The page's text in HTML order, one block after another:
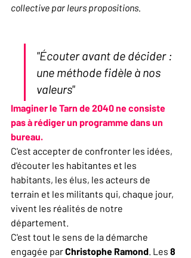
collective par leurs propositions.
"Écouter avant de décider :
une méthode fidèle à nos
valeurs"
Imaginer le Tarn de 2040 ne consiste
pas à rédiger un programme dans un
bureau.
C'est accepter de confronter les idées,
d'écouter les habitantes et les
habitants, les élus, les acteurs de
terrain et les militants qui, chaque jour,
vivent les réalités de notre
département.
C'est tout le sens de la démarche
engagée par Christophe Ramond. Les 8